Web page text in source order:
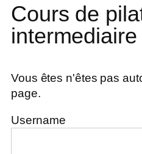
Cours de
intermediaire
Vous êtes n'êtes pas
page.
Username